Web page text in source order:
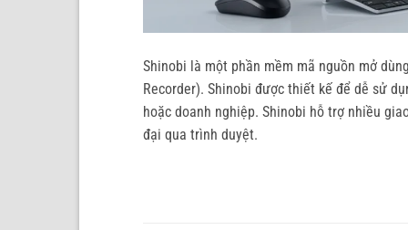
Shinobi là một phần mềm mã nguồn mở
Recorder). Shinobi được thiết kế để dễ sử
hoặc doanh nghiệp. Shinobi hỗ trợ nhiều
đại qua trình duyệt.